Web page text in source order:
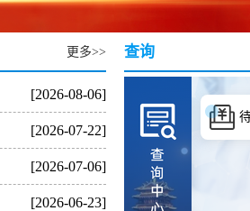
更多>>
[2026-08-06]
[2026-07-22]
[2026-07-06]
[2026-06-23]
查询
待遇标准 定点药店